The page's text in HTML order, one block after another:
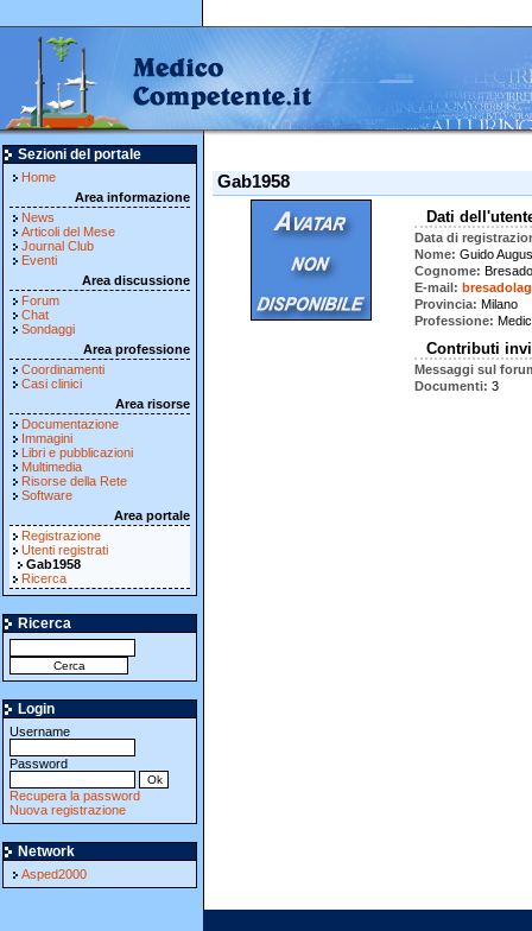
Sezioni del portale
Home
Area informazione
News
Articoli del Mese
Journal Club
Eventi
Area discussione
Forum
Chat
Sondaggi
Area professione
Coordinamenti
Casi clinici
Area risorse
Documentazione
Immagini
Libri e pubblicazioni
Multimedia
Risorse della Rete
Software
Area portale
Registrazione
Utenti registrati
Gab1958
Ricerca
Ricerca
Login
Username
Password
Recupera la password
Nuova registrazione
Network
Asped2000
Gab1958
Dati
Data di
Nome Guido
Cognome
E-mail
Provincia Milano
Professione
Contributi
Messaggi sul
Documenti 3